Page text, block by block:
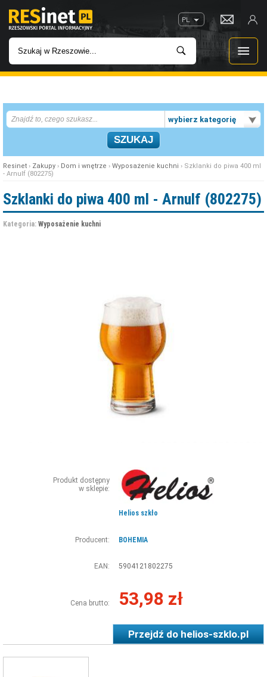
PL
INWESTYCJE
IMPREZY
W KINACH
wybierz kategorię
Resinet › Zakupy › Dom i wnętrze › Wyposażenie kuchni › Szklanki do piwa 400 ml
- Arnulf (802275)
Szklanki do piwa 400 ml - Arnulf (802275)
Kategoria: Wyposażenie kuchni
Produkt dostępny
w sklepie:
Helios szkło
Producent: BOHEMIA
EAN: 5904121802275
Cena brutto: 53,98 zł
Przejdź dohelios-szklo.pl